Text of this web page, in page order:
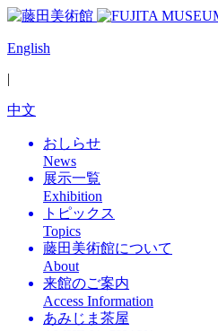
English
|
中文
おしらせ
News
展示一覧
Exhibition
トピックス
Topics
藤田美術館について
About
来館のご案内
Access Information
あみじま茶屋